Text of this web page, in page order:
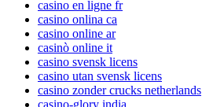
casino en ligne fr
casino onlina ca
casino online ar
casinò online it
casino svensk licens
casino utan svensk licens
casino zonder crucks netherlands
casino-glory india